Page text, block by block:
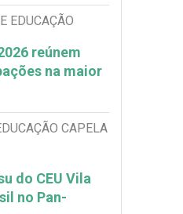
EDUCAÇÃO
reúnem
na maior
CAPELA
do CEU Vila
no Pan-